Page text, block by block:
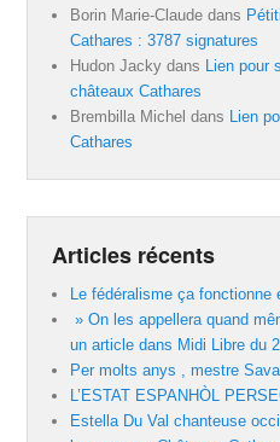
Borin Marie-Claude dans
Cathares : 3787 signatures
Hudon Jacky dans
Lien
châteaux Cathares
Brembilla Michel dans
Lien
Cathares
Articles récents
Le fédéralisme ça fonctionne
» On les appellera quand
un article dans Midi Libre du
Per molts anys , mestre
L’ESTAT ESPANHÒL
Estella Du Val chanteuse